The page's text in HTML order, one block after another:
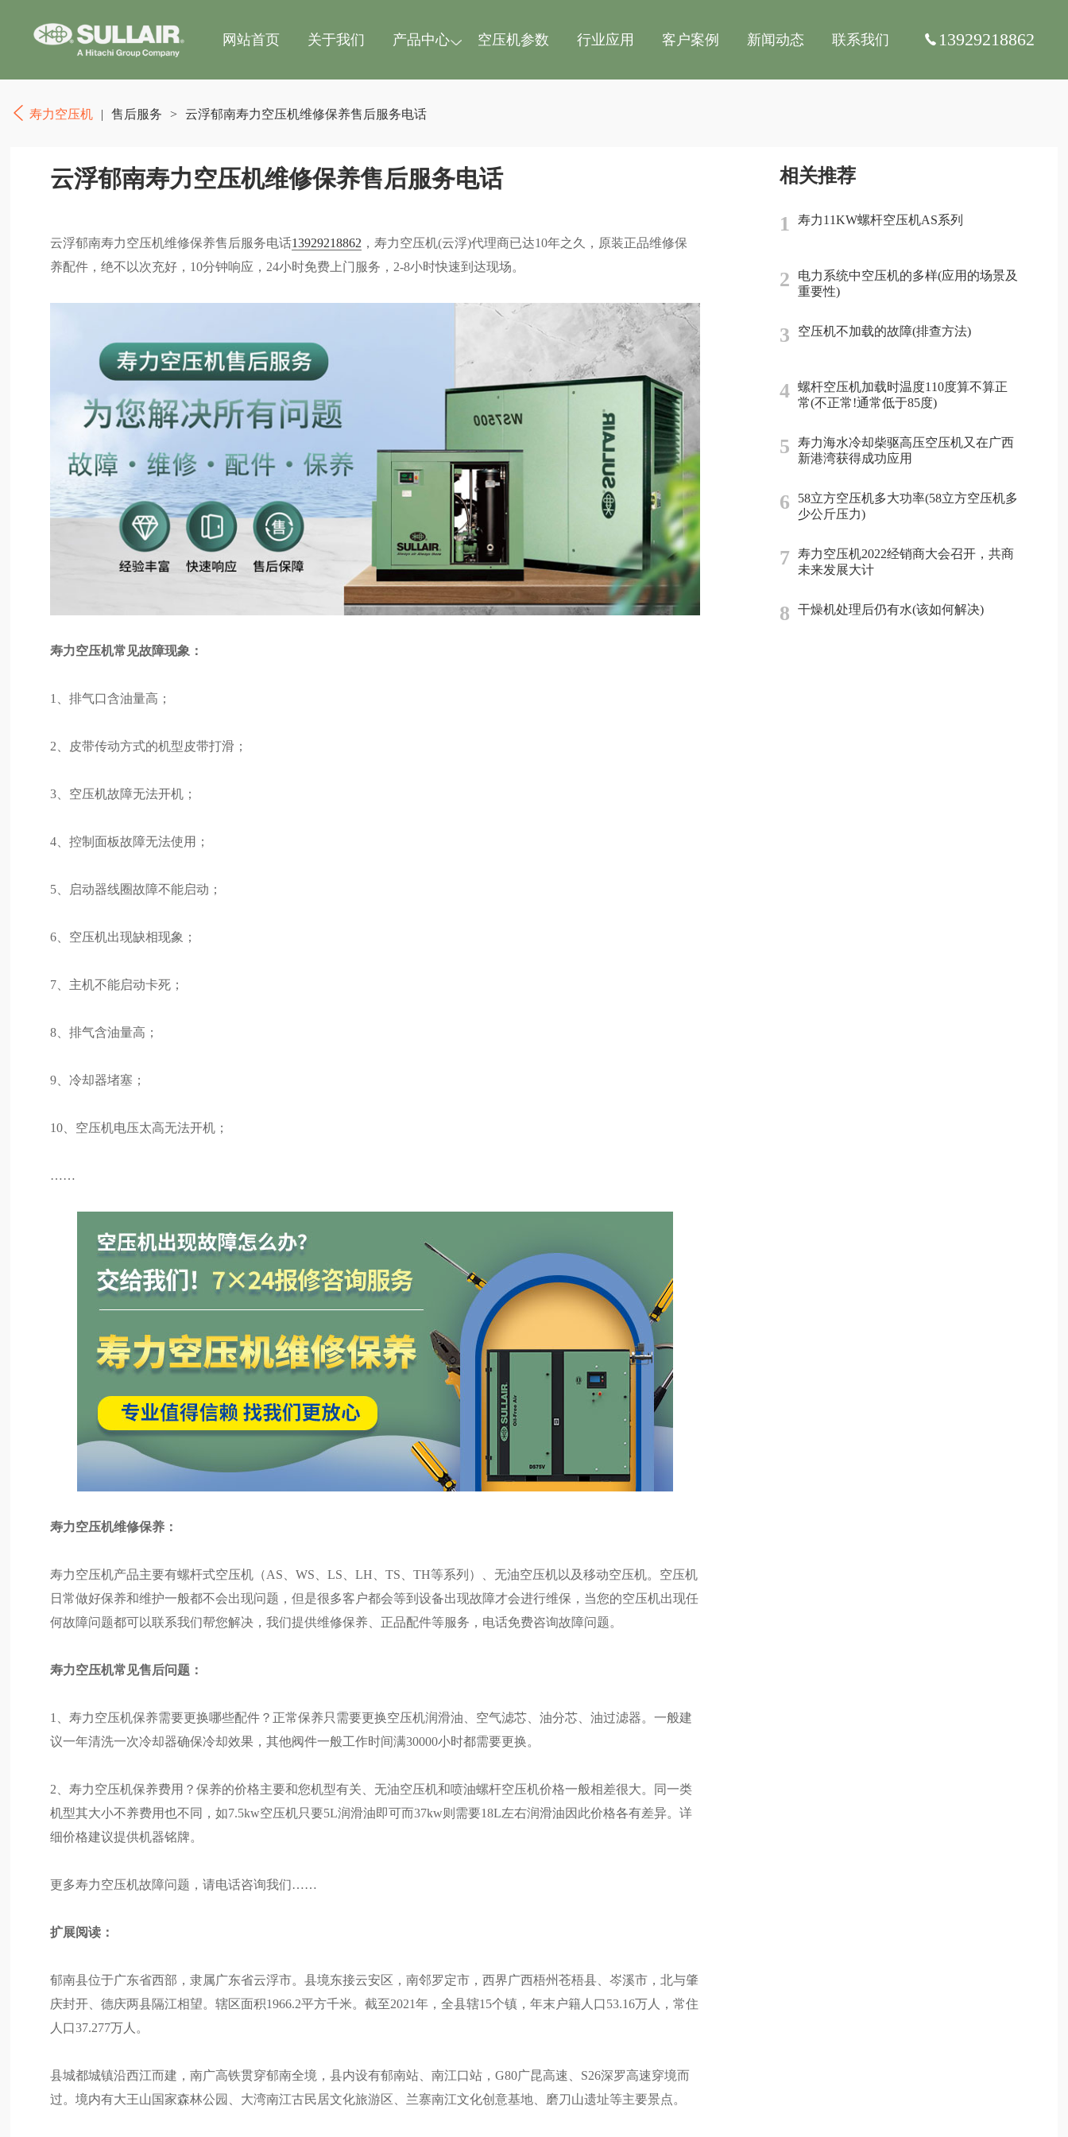
网站首页 关于我们 产品中心 空压机参数 行业应用 客户案例 新闻动态 联系我们 13929218862
寿力空压机 | 售后服务 > 云浮郁南寿力空压机维修保养售后服务电话
云浮郁南寿力空压机维修保养售后服务电话
云浮郁南寿力空压机维修保养售后服务电话13929218862 ，寿力空压机(云浮)代理商已达10年之久，原装正品维修保
养配件，绝不以次充好，10分钟响应，24小时免费上门服务，2-8小时快速到达现场。
寿力空压机常见故障现象：
1、排气口含油量高；
2、皮带传动方式的机型皮带打滑；
3、空压机故障无法开机；
4、控制面板故障无法使用；
5、启动器线圈故障不能启动；
6、空压机出现缺相现象；
7、主机不能启动卡死；
8、排气含油量高；
9、冷却器堵塞；
10、空压机电压太高无法开机；
……
寿力空压机维修保养：
寿力空压机产品主要有螺杆式空压机（AS、WS、LS、LH、TS、TH等系列）、无油空压机以及移动空压机。空压机
日常做好保养和维护一般都不会出现问题，但是很多客户都会等到设备出现故障才会进行维保，当您的空压机出现任
何故障问题都可以联系我们帮您解决，我们提供维修保养、正品配件等服务，电话免费咨询故障问题。
寿力空压机常见售后问题：
1、寿力空压机保养需要更换哪些配件？正常保养只需要更换空压机润滑油、空气滤芯、油分芯、油过滤器。一般建
议一年清洗一次冷却器确保冷却效果，其他阀件一般工作时间满30000小时都需要更换。
2、寿力空压机保养费用？保养的价格主要和您机型有关、无油空压机和喷油螺杆空压机价格一般相差很大。同一类
机型其大小不养费用也不同，如7.5kw空压机只要5L润滑油即可而37kw则需要18L左右润滑油因此价格各有差异。详
细价格建议提供机器铭牌。
更多寿力空压机故障问题，请电话咨询我们……
扩展阅读：
郁南县位于广东省西部，隶属广东省云浮市。县境东接云安区，南邻罗定市，西界广西梧州苍梧县、岑溪市，北与肇
庆封开、德庆两县隔江相望。辖区面积1966.2平方千米。截至2021年，全县辖15个镇，年末户籍人口53.16万人，常住
人口37.277万人。
县城都城镇沿西江而建，南广高铁贯穿郁南全境，县内设有郁南站、南江口站，G80广昆高速、S26深罗高速穿境而
过。境内有大王山国家森林公园、大湾南江古民居文化旅游区、兰寨南江文化创意基地、磨刀山遗址等主要景点。
相关推荐
1 寿力11KW螺杆空压机AS系列
2
电力系统中空压机的多样(应用的场景及
重要性)
3 空压机不加载的故障(排查方法)
4
螺杆空压机加载时温度110度算不算正
常(不正常!通常低于85度)
5
寿力海水冷却柴驱高压空压机又在广西
新港湾获得成功应用
6
58立方空压机多大功率(58立方空压机多
少公斤压力)
7
寿力空压机2022经销商大会召开，共商
未来发展大计
8 干燥机处理后仍有水(该如何解决)